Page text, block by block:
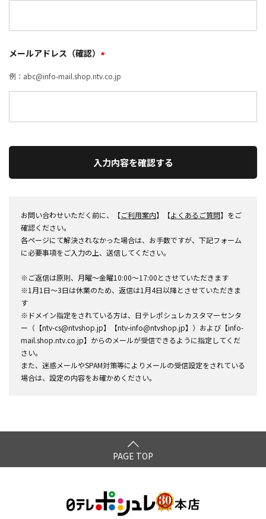
メールアドレス（確認） *
例：abc@info-mail.shop.ntv.co.jp
入力内容を確認する
お問い合わせいただく前に、【ご利用案内】【よくあるご質問】をご
確認ください。
各ページにて解決されなかった場合は、お手数ですが、下記フォーム
に必要事項をご入力の上、送信してください。
※ご返信は原則、月曜～金曜10:00～17:00とさせていただきます
※1月1日～3日は休業のため、返信は1月4日以降とさせていただきま
す
※ドメイン指定をされている方は、日テレポシュレカスタマーセンタ
ー（【ntv-cs@ntvshop.jp】【ntv-info@ntvshop.jp】）および【info-
mail.shop.ntv.co.jp】からのメールが受信できるように指定してくだ
さい。
また、迷惑メールやSPAM対策等によりメールの受信設定をされている
場合は、設定の内容をお確かめください。
PAGE TOP